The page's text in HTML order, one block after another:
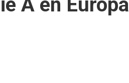
A en Europa